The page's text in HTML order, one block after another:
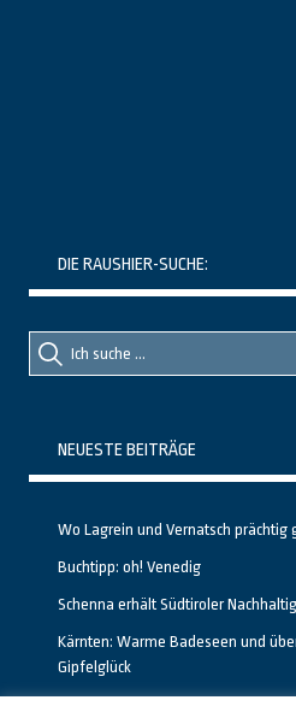
DIE RAUSHIER-SUCHE:
Suche
nach::
Suche
nach:
NEUESTE BEITRÄGE
Wo Lagrein und Vernatsch prächtig
Buchtipp: oh! Venedig
Schenna erhält Südtiroler
Kärnten: Warme Badeseen und
Gipfelglück